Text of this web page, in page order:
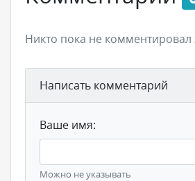
Никто пока не комментировал
Написать комментарий
Ваше имя:
Можно не указывать